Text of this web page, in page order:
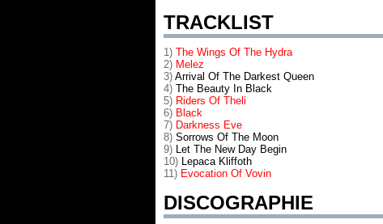
TRACKLIST
1) The Wings Of The Hydra
2) Melez
3) Arrival Of The Darkest Queen
4) The Beauty In Black
5) Riders Of Theli
6) Black
7) Darkness Eve
8) Sorrows Of The Moon
9) Let The New Day Begin
10) Lepaca Kliffoth
11) Evocation Of Vovin
DISCOGRAPHIE